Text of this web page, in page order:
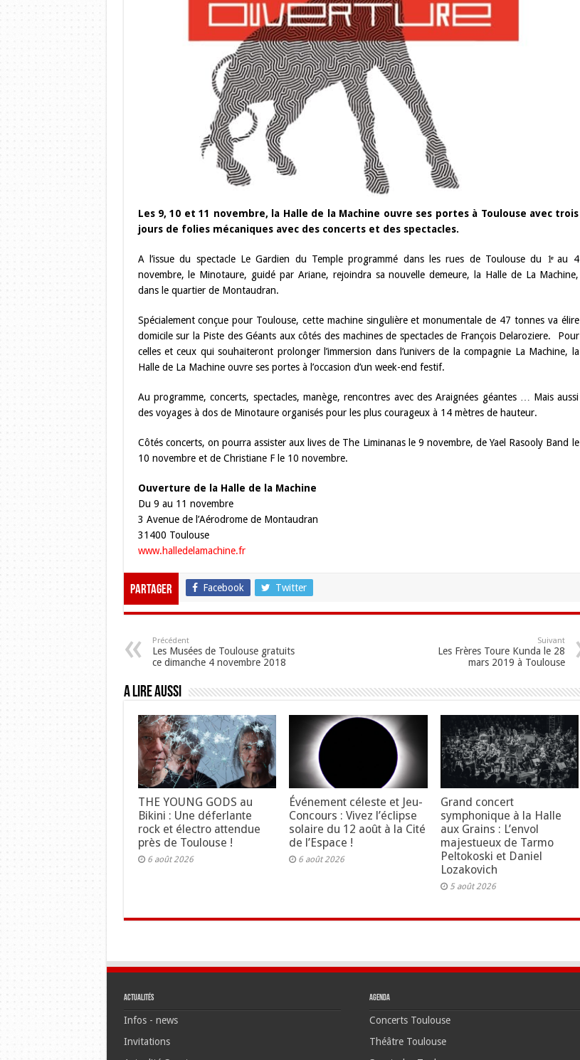
Les 9, 10 et 11 novembre, la Halle de la Machine ouvre ses portes à Toulouse avec trois
jours de folies mécaniques avec des concerts et des spectacles.
A l’issue du spectacle Le Gardien du Temple programmé dans les rues de Toulouse du 1ͤͬ au 4
novembre, le Minotaure, guidé par Ariane, rejoindra sa nouvelle demeure, la Halle de La Machine,
dans le quartier de Montaudran.
Spécialement conçue pour Toulouse, cette machine singulière et monumentale de 47 tonnes va élire
domicile sur la Piste des Géants aux côtés des machines de spectacles de François Delaroziere. Pour
celles et ceux qui souhaiteront prolonger l’immersion dans l’univers de la compagnie La Machine, la
Halle de La Machine ouvre ses portes à l’occasion d’un week-end festif.
Au programme, concerts, spectacles, manège, rencontres avec des Araignées géantes … Mais aussi
des voyages à dos de Minotaure organisés pour les plus courageux à 14 mètres de hauteur.
Côtés concerts, on pourra assister aux lives de The Liminanas le 9 novembre, de Yael Rasooly Band le
10 novembre et de Christiane F le 10 novembre.
Ouverture de la Halle de la Machine
Du 9 au 11 novembre
3 Avenue de l’Aérodrome de Montaudran
31400 Toulouse
www.halledelamachine.fr
Partager Facebook Twitter
Précédent
Les Musées de Toulouse gratuits
ce dimanche 4 novembre 2018
Suivant
Les Frères Toure Kunda le 28
mars 2019 à Toulouse
A lire aussi
THE YOUNG GODS au
Bikini : Une déferlante
rock et électro attendue
près de Toulouse !
6 août 2026
Événement céleste et Jeu-
Concours : Vivez l’éclipse
solaire du 12 août à la Cité
de l’Espace !
6 août 2026
Grand concert
symphonique à la Halle
aux Grains : L’envol
majestueux de Tarmo
Peltokoski et Daniel
Lozakovich
5 août 2026
Actualités
Infos - news
Invitations
Agenda
Concerts Toulouse
Théâtre Toulouse